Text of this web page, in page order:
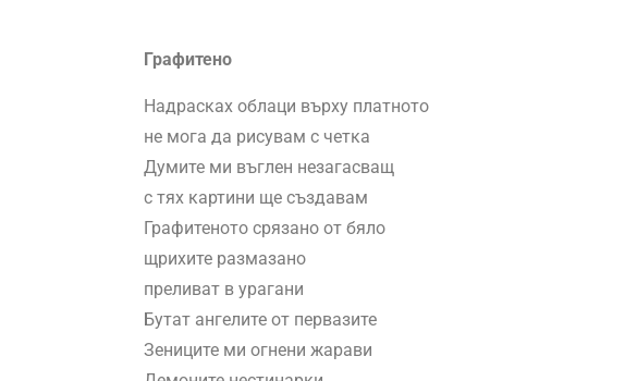
Графитено
Надрасках облаци върху платното
не мога да рисувам с четка
Думите ми въглен незагасващ
с тях картини ще създавам
Графитеното срязано от бяло
щрихите размазано
преливат в урагани
Бутат ангелите от первазите
Зениците ми огнени жарави